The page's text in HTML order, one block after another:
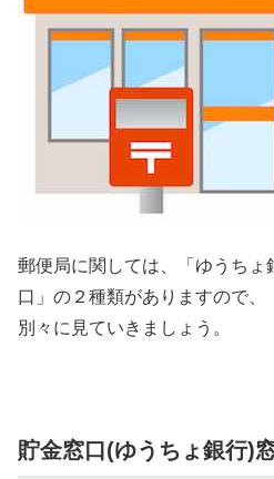
郵便局に関しては、「ゆうちょ
口」の２種類がありますので、
別々に見ていきましょう。
貯金窓口(ゆうちょ銀行)